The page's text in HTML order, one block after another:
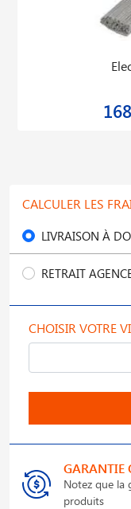
CALCULER LES
LIVRAISON À
RETRAIT
CHOISIR VOTRE
GARANTIE
Notez que la
produits